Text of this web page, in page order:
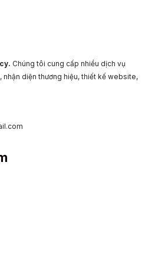
Chúng tôi cung cấp nhiều dịch vụ
nhận diện thương hiệu, thiết kế website,